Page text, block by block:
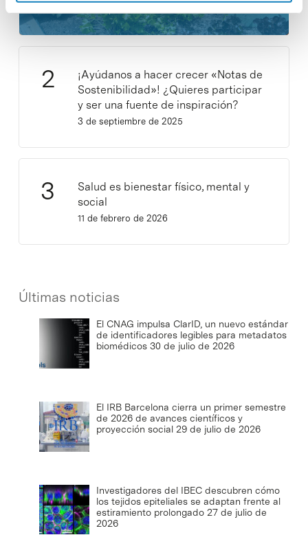
¡Ayúdanos a hacer crecer «Notas de
Sostenibilidad»! ¿Quieres participar
y ser una fuente de inspiración?
3 de septiembre de 2025
Salud es bienestar físico, mental y
social
11 de febrero de 2026
Últimas noticias
El CNAG impulsa ClarID, un nuevo estándar
de identificadores legibles para metadatos
biomédicos 30 de julio de 2026
El IRB Barcelona cierra un primer semestre
de 2026 de avances científicos y
proyección social 29 de julio de 2026
Investigadores del IBEC descubren cómo
los tejidos epiteliales se adaptan frente al
estiramiento prolongado 27 de julio de
2026